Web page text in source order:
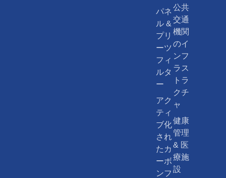
パネ
ル &
プリ
ーツ
フィ
ルタ
ー
アク
ティ
ブ化
され
たカ
ーボ
ンフ
公共
交通
機関
のイ
ンフ
ラス
トラ
クチ
ャ
健康
管理
& 医
療施
設